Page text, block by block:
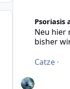
Psoriasis
Neu hier
bisher
Catze ·